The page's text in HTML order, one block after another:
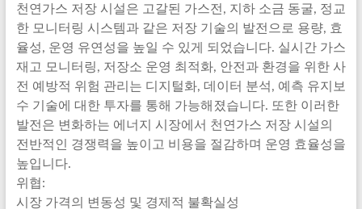
천연가스 저장 시설은 고갈된 가스전, 지하 소금 동굴, 정교
한 모니터링 시스템과 같은 저장 기술의 발전으로 용량, 효
율성, 운영 유연성을 높일 수 있게 되었습니다. 실시간 가스
재고 모니터링, 저장소 운영 최적화, 안전과 환경을 위한 사
전 예방적 위험 관리는 디지털화, 데이터 분석, 예측 유지보
수 기술에 대한 투자를 통해 가능해졌습니다. 또한 이러한
발전은 변화하는 에너지 시장에서 천연가스 저장 시설의
전반적인 경쟁력을 높이고 비용을 절감하며 운영 효율성을
높입니다.
위협:
시장 가격의 변동성 및 경제적 불확실성